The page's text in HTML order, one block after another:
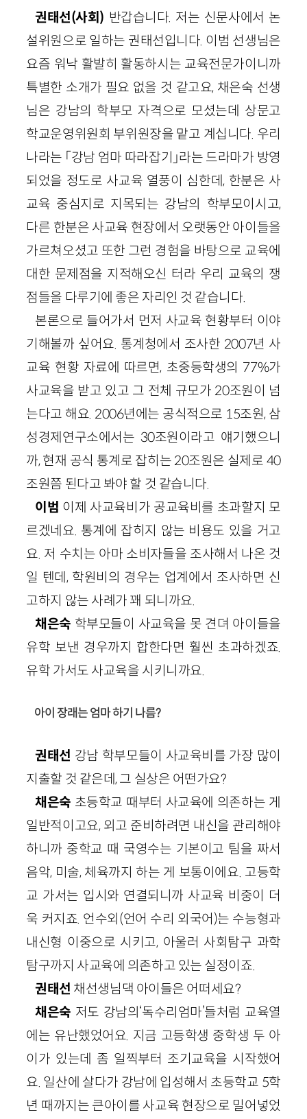
권태선(사회) 반갑습니다. 저는 신문사에서 논
설위원으로 일하는 권태선입니다. 이범 선생님은
요즘 워낙 활발히 활동하시는 교육전문가이니까
특별한 소개가 필요 없을 것 같고요, 채은숙 선생
님은 강남의 학부모 자격으로 모셨는데 상문고
학교운영위원회 부위원장을 맡고 계십니다. 우리
나라는 「강남 엄마 따라잡기」라는 드라마가 방영
되었을 정도로 사교육 열풍이 심한데, 한분은 사
교육 중심지로 지목되는 강남의 학부모이시고,
다른 한분은 사교육 현장에서 오랫동안 아이들을
가르쳐오셨고 또한 그런 경험을 바탕으로 교육에
대한 문제점을 지적해오신 터라 우리 교육의 쟁
점들을 다루기에 좋은 자리인 것 같습니다.
본론으로 들어가서 먼저 사교육 현황부터 이야
기해볼까 싶어요. 통계청에서 조사한 2007년 사
교육 현황 자료에 따르면, 초중등학생의 77%가
사교육을 받고 있고 그 전체 규모가 20조원이 넘
는다고 해요. 2006년에는 공식적으로 15조원, 삼
성경제연구소에서는 30조원이라고 얘기했으니
까, 현재 공식 통계로 잡히는 20조원은 실제로 40
조원쯤 된다고 봐야 할 것 같습니다.
이범 이제 사교육비가 공교육비를 초과할지 모
르겠네요. 통계에 잡히지 않는 비용도 있을 거고
요. 저 수치는 아마 소비자들을 조사해서 나온 것
일 텐데, 학원비의 경우는 업계에서 조사하면 신
고하지 않는 사례가 꽤 되니까요.
채은숙 학부모들이 사교육을 못 견뎌 아이들을
유학 보낸 경우까지 합한다면 훨씬 초과하겠죠.
유학 가서도 사교육을 시키니까요.
아이 장래는 엄마 하기 나름?
권태선 강남 학부모들이 사교육비를 가장 많이
지출할 것 같은데, 그 실상은 어떤가요?
채은숙 초등학교 때부터 사교육에 의존하는 게
일반적이고요, 외고 준비하려면 내신을 관리해야
하니까 중학교 때 국영수는 기본이고 팀을 짜서
음악, 미술, 체육까지 하는 게 보통이에요. 고등학
교 가서는 입시와 연결되니까 사교육 비중이 더
욱 커지죠. 언수외(언어 수리 외국어)는 수능형과
내신형 이중으로 시키고, 아울러 사회탐구 과학
탐구까지 사교육에 의존하고 있는 실정이죠.
권태선 채선생님댁 아이들은 어떠세요?
채은숙 저도 강남의‘독수리엄마’들처럼 교육열
에는 유난했었어요. 지금 고등학생 중학생 두 아
이가 있는데 좀 일찍부터 조기교육을 시작했어
요. 일산에 살다가 강남에 입성해서 초등학교 5학
년 때까지는 큰아이를 사교육 현장으로 밀어넣었